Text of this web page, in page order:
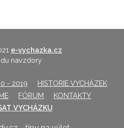
e-vychazka.cz
navzdory
- 2019
HISTORIE VYCHÁZEK
FÓRUM
KONTAKTY
VYCHÁZKU